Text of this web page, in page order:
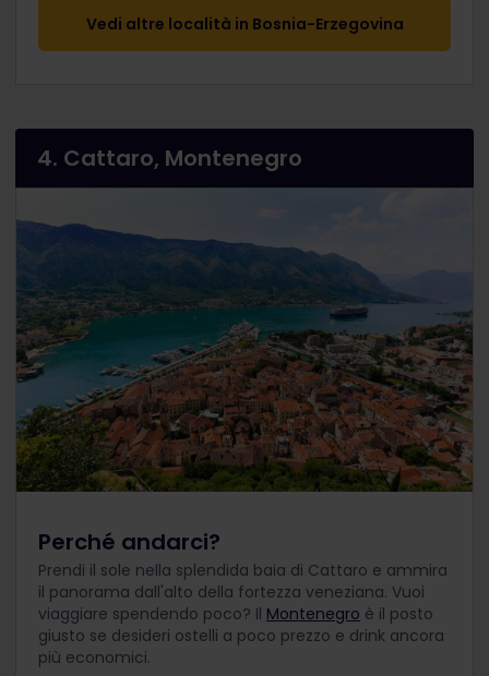
Vedi altre località in Bosnia-Erzegovina
4. Cattaro, Montenegro
Perché andarci?
Prendi il sole nella splendida baia di Cattaro e ammira
il panorama dall'alto della fortezza veneziana. Vuoi
viaggiare spendendo poco? Il Montenegro è il posto
giusto se desideri ostelli a poco prezzo e drink ancora
più economici.